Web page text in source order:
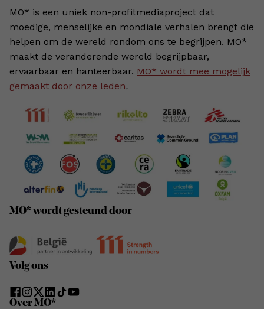
MO* is een uniek non-profitmediaproject dat
moedige, menselijke en mondiale verhalen brengt die
helpen om de wereld rondom ons te begrijpen. MO*
maakt de veranderende wereld begrijpbaar,
ervaarbaar en hanteerbaar. MO* wordt mee mogelijk
gemaakt door onze leden.
MO* wordt gesteund door
Volg ons
Over MO*